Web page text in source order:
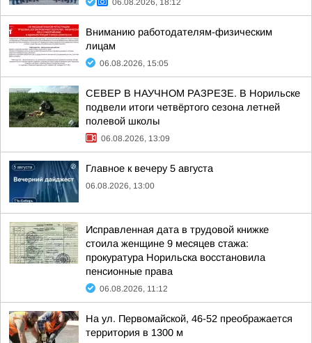
06.08.2026, 18:12
Вниманию работодателям-физическим
лицам
06.08.2026, 15:05
СЕВЕР В НАУЧНОМ РАЗРЕЗЕ. В Норильске
подвели итоги четвёртого сезона летней
полевой школы
06.08.2026, 13:09
Главное к вечеру 5 августа
06.08.2026, 13:00
Исправленная дата в трудовой книжке
стоила женщине 9 месяцев стажа:
прокуратура Норильска восстановила
пенсионные права
06.08.2026, 11:12
На ул. Первомайской, 46-52 преображается
территория в 1300 м